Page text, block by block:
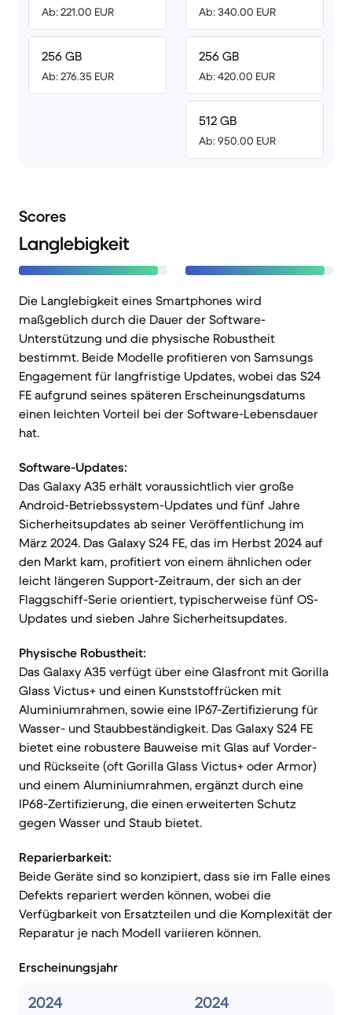
Ab: 221.00 EUR
256 GB
Ab: 276.35 EUR
Ab: 340.00 EUR
256 GB
Ab: 420.00 EUR
512 GB
Ab: 950.00 EUR
Scores
Langlebigkeit
Die Langlebigkeit eines Smartphones wird
maßgeblich durch die Dauer der Software-
Unterstützung und die physische Robustheit
bestimmt. Beide Modelle profitieren von Samsungs
Engagement für langfristige Updates, wobei das S24
FE aufgrund seines späteren Erscheinungsdatums
einen leichten Vorteil bei der Software-Lebensdauer
hat.
Software-Updates:
Das Galaxy A35 erhält voraussichtlich vier große
Android-Betriebssystem-Updates und fünf Jahre
Sicherheitsupdates ab seiner Veröffentlichung im
März 2024. Das Galaxy S24 FE, das im Herbst 2024 auf
den Markt kam, profitiert von einem ähnlichen oder
leicht längeren Support-Zeitraum, der sich an der
Flaggschiff-Serie orientiert, typischerweise fünf OS-
Updates und sieben Jahre Sicherheitsupdates.
Physische Robustheit:
Das Galaxy A35 verfügt über eine Glasfront mit Gorilla
Glass Victus+ und einen Kunststoffrücken mit
Aluminiumrahmen, sowie eine IP67-Zertifizierung für
Wasser- und Staubbeständigkeit. Das Galaxy S24 FE
bietet eine robustere Bauweise mit Glas auf Vorder-
und Rückseite (oft Gorilla Glass Victus+ oder Armor)
und einem Aluminiumrahmen, ergänzt durch eine
IP68-Zertifizierung, die einen erweiterten Schutz
gegen Wasser und Staub bietet.
Reparierbarkeit:
Beide Geräte sind so konzipiert, dass sie im Falle eines
Defekts repariert werden können, wobei die
Verfügbarkeit von Ersatzteilen und die Komplexität der
Reparatur je nach Modell variieren können.
Erscheinungsjahr
2024 2024